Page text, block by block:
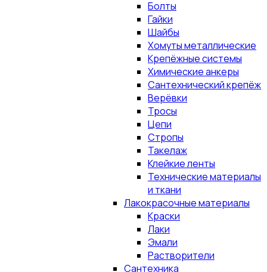
Болты
Гайки
Шайбы
Хомуты металлические
Крепёжные системы
Химические анкеры
Сантехнический крепёж
Верёвки
Тросы
Цепи
Стропы
Такелаж
Клейкие ленты
Технические материалы
и ткани
Лакокрасочные материалы
Краски
Лаки
Эмали
Растворители
Сантехника